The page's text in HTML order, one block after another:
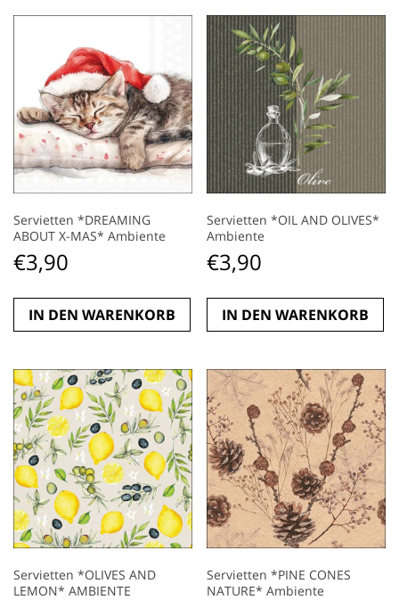
Servietten *DREAMING
ABOUT X-MAS* Ambiente
€3,90
IN DEN WARENKORB
Servietten *OIL AND OLIVES*
Ambiente
€3,90
IN DEN WARENKORB
Servietten *OLIVES AND
LEMON* AMBIENTE
Servietten *PINE CONES
NATURE* Ambiente